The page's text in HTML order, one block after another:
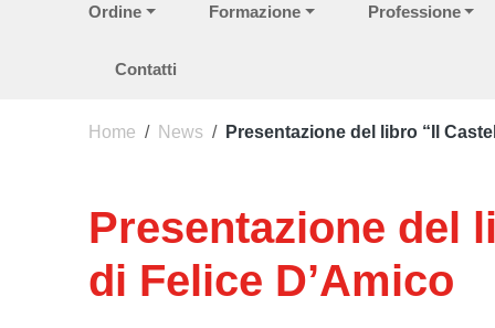
Ordine Formazione Professione
Contatti
Home / News / Presentazione del libro “Il
Presentazione del
di Felice D’Amico